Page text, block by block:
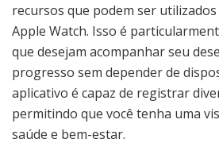
recursos que podem ser
Apple Watch. Isso é
que desejam acompanhar seu
progresso sem depender de
aplicativo é capaz de registrar
permitindo que você tenha uma
saúde e bem-estar.